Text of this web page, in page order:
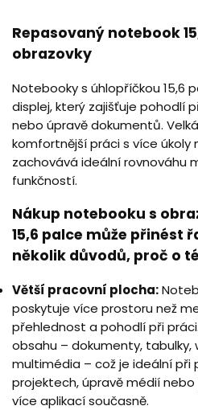
Repasovaný notebook
obrazovky
Notebooky s úhlopříčkou 15,6
displej, který zajišťuje pohodlí
nebo úpravě dokumentů.
komfortnější práci s více úkoly
zachovává ideální rovnováhu
funkčností.
Nákup notebooku s
15,6 palce může přinést
několik důvodů, proč o
Větší pracovní plocha:
poskytuje více prostoru než
přehlednost a pohodlí při
obsahu – dokumenty, tabulky,
multimédia – což je ideální při
projektech, úpravě médií
více aplikací současně.